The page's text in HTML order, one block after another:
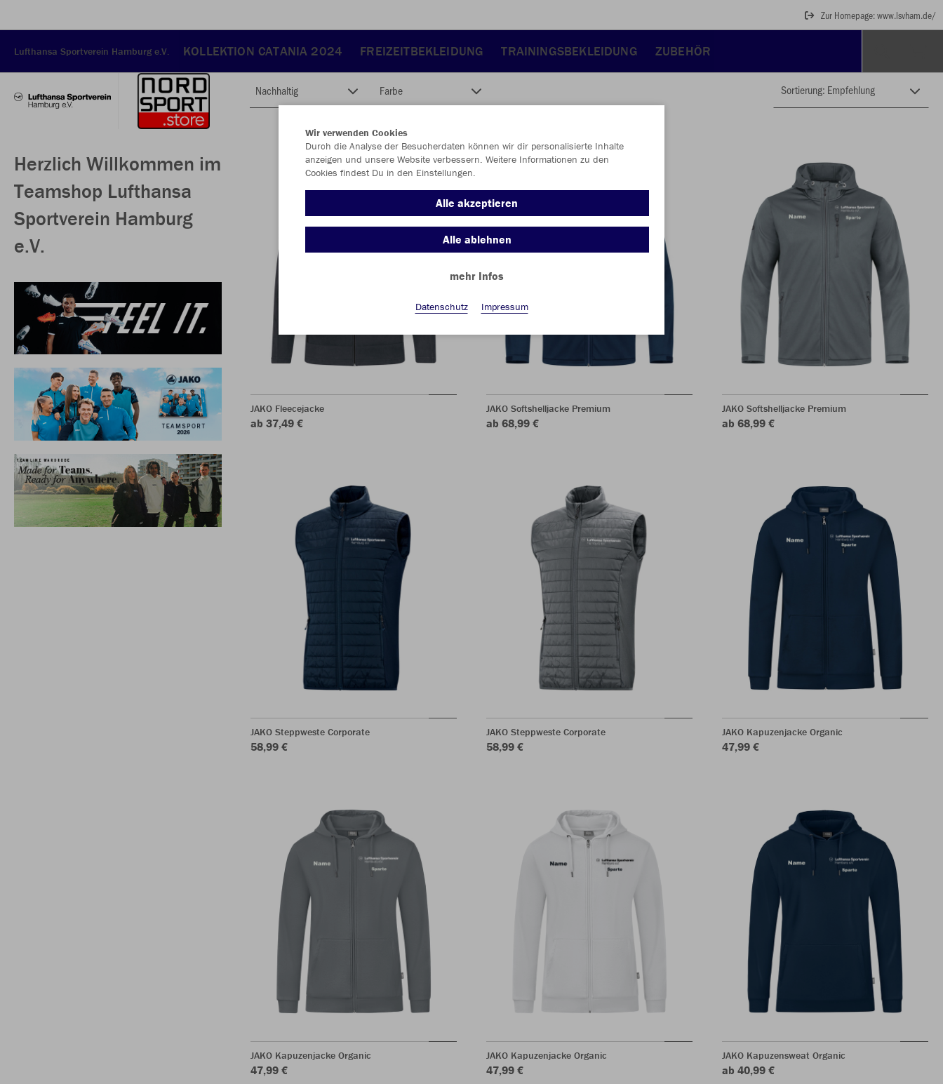
Zur Homepage: www.lsvham.de/
Lufthansa Sportverein Hamburg e.V. KOLLEKTION CATANIA 2024 FREIZEITBEKLEIDUNG TRAININGSBEKLEIDUNG ZUBEHÖR
Herzlich Willkommen im
Teamshop Lufthansa
Sportverein Hamburg
e.V.
Nachhaltig Farbe
JAKO Fleecejacke
ab 37,49 €
JAKO Softshelljacke Premium
ab 68,99 €
JAKO Softshelljacke Premium
ab 68,99 €
JAKO Steppweste Corporate
58,99 €
JAKO Steppweste Corporate
58,99 €
JAKO Kapuzenjacke Organic
47,99 €
JAKO Kapuzenjacke Organic
47,99 €
JAKO Kapuzenjacke Organic
47,99 €
JAKO Kapuzensweat Organic
ab 40,99 €
Wir verwenden Cookies
Durch die Analyse der Besucherdaten können wir dir personalisierte Inhalte
anzeigen und unsere Website verbessern. Weitere Informationen zu den
Cookies findest Du in den Einstellungen.
Alle akzeptieren
Alle ablehnen
mehr Infos
Datenschutz Impressum